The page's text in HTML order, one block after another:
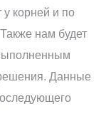
корней и по
нам будет
Данные